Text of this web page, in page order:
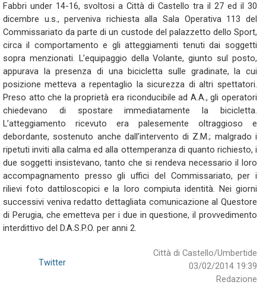
Fabbri under 14-16, svoltosi a Città di Castello tra il 27 ed il 30
dicembre u.s., perveniva richiesta alla Sala Operativa 113 del
Commissariato da parte di un custode del palazzetto dello Sport,
circa il comportamento e gli atteggiamenti tenuti dai soggetti
sopra menzionati. L’equipaggio della Volante, giunto sul posto,
appurava la presenza di una bicicletta sulle gradinate, la cui
posizione metteva a repentaglio la sicurezza di altri spettatori.
Preso atto che la proprietà era riconducibile ad A.A., gli operatori
chiedevano di spostare immediatamente la bicicletta.
L’atteggiamento ricevuto era palesemente oltraggioso e
debordante, sostenuto anche dall’intervento di Z.M.; malgrado i
ripetuti inviti alla calma ed alla ottemperanza di quanto richiesto, i
due soggetti insistevano, tanto che si rendeva necessario il loro
accompagnamento presso gli uffici del Commissariato, per i
rilievi foto dattiloscopici e la loro compiuta identità. Nei giorni
successivi veniva redatto dettagliata comunicazione al Questore
di Perugia, che emetteva per i due in questione, il provvedimento
interdittivo del D.A.S.P.O. per anni 2.
Città di Castello/Umbertide
03/02/2014 19:39
Redazione
Twitter